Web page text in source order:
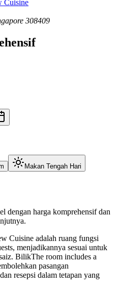
Cuisine
308409
Makan Tengah Hari
dengan harga komprehensif dan
Cuisine adalah ruang fungsi
menjadikannya sesuai untuk
BilikThe room includes a
pasangan
resepsi dalam tetapan yang